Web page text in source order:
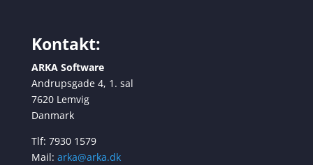
Kontakt:
ARKA Software
Andrupsgade 4, 1. sal
7620 Lemvig
Danmark
Tlf: 7930 1579
Mail: arka@arka.dk